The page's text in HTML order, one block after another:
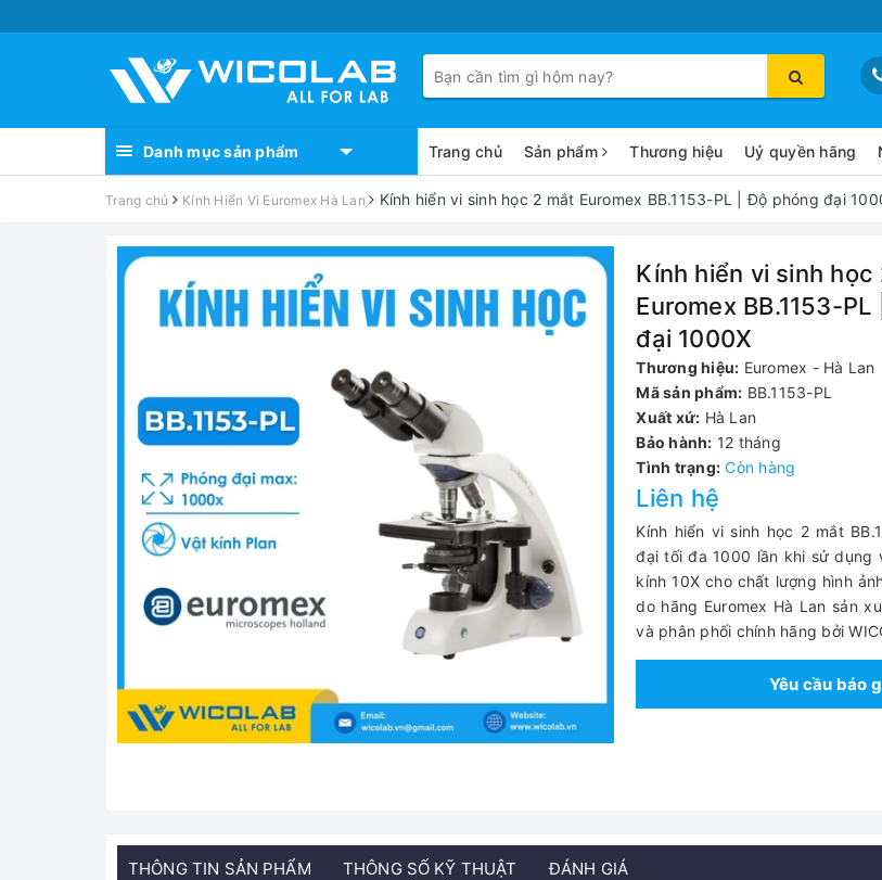
Danh mục sản phẩm Trang chủ Sản phẩm Thương hiệu Uỷ quyền hãng
Trang chủ Kính Hiển Vi Euromex Hà Lan Kính hiển vi sinh học 2 mắt Euromex BB.1153-PL | Độ phóng đại
Kính hiển vi sinh học
Euromex BB.1153-
đại 1000X
Thương hiệu: Euromex - Hà Lan
Mã sản phẩm: BB.1153-PL
Xuất xứ: Hà Lan
Bảo hành: 12 tháng
Tình trạng: Còn hàng
Liên hệ
Kính hiển vi sinh học 2 mắt
đại tối đa 1000 lần khi sử dụng
kính 10X cho chất lượng hình
do hãng Euromex Hà Lan sản
và phân phối chính hãng bởi
Yêu cầu báo
THÔNG TIN SẢN PHẨM THÔNG SỐ KỸ THUẬT ĐÁNH GIÁ